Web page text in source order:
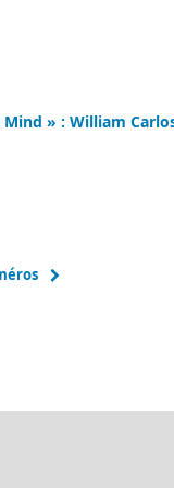
» : William